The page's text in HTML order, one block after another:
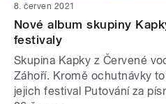
8. červen 2021
Nové album skupiny
festivaly
Skupina Kapky z Červené
Záhoří. Kromě ochutnávky
jejich festival Putování za